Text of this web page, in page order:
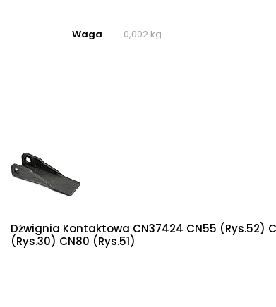
Waga 0,002 kg
Dżwignia Kontaktowa CN37424 CN55 (Rys.52)
(Rys.30) CN80 (Rys.51)